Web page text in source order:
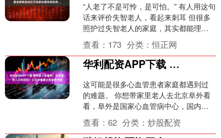
“人老了不是可怜，是可怕。” 有人用这句
话来评价失智老人，看起来刺耳 但很多
照护过失智老人的家庭，其实都能理解
这句话 阿尔兹海默症这类失智疾病，有
一个很现实的特....
查看： 173 分类：恒正网
华利配资APP下载 想带老人去阜外，挂号难、老人又怕花钱？公主岭每周六有阜外专家
这可能是很多心血管患者家庭都遇到过
的难题。 你想带家里老人去北京阜外看
看，阜外是国家心血管病中心，国内心
血管领域的标杆。但两个坎儿过不去：
专家号挂不上，老人自己....
查看：62 分类：炒股配资